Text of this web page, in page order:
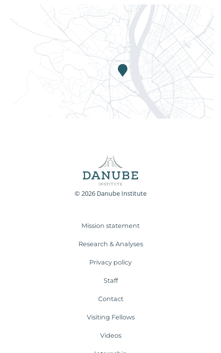
© 2026 Danube Institute
Mission statement
Research & Analyses
Privacy policy
Staff
Contact
Visiting Fellows
Videos